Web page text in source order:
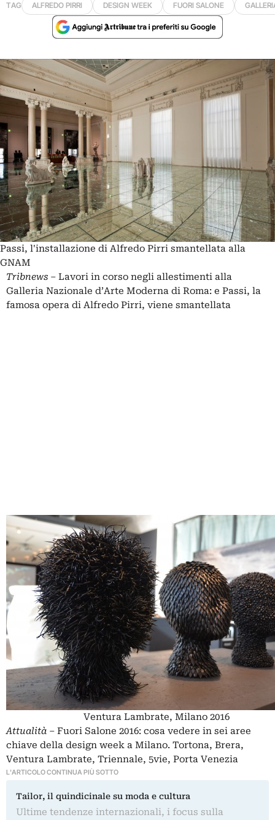
TAG ALFREDO PIRRI DESIGN WEEK FUORI SALONE
Passi, l'installazione di Alfredo Pirri smantellata alla
GNAM
Tribnews – Lavori in corso negli allestimenti alla
Galleria Nazionale d’Arte Moderna di Roma: e Passi, la
famosa opera di Alfredo Pirri, viene smantellata
Ventura Lambrate, Milano 2016
Attualità – Fuori Salone 2016: cosa vedere in sei aree
chiave della design week a Milano. Tortona, Brera,
Ventura Lambrate, Triennale, 5vie, Porta Venezia
L'ARTICOLO CONTINUA PIÙ SOTTO
Tailor, il quindicinale su moda e cultura
Ultime tendenze internazionali, i focus sulla